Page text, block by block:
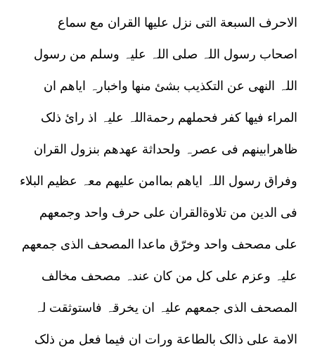
الاحرف السبعة التی نزل علیھا القران مع سماع
اصحاب رسول اللہ صلی اللہ علیہ وسلم من رسول
اللہ النھی عن التکذیب بشئ منھا واخبارہ ایاھم ان
المراء فیھا کفر فحملھم رحمةاللہ علیہ اذ رائ ذلک
ظاھرابینھم فی عصرہ ولحداثة عھدھم بنزول القران
وفراق رسول اللہ ایاھم بماامن علیھم معہ عظیم البلاء
فی الدین من تلاوةالقران علی حرف واحد وجمعھم
علی مصحف واحد وخرّق ماعدا المصحف الذی جمعھم
علیہ وعزم علی کل من کان عندہ مصحف مخالف
المصحف الذی جمعھم علیہ ان یخرقہ فاستوثقت لہ
الامة علی ذالک بالطاعة ورات ان فیما فعل من ذلک